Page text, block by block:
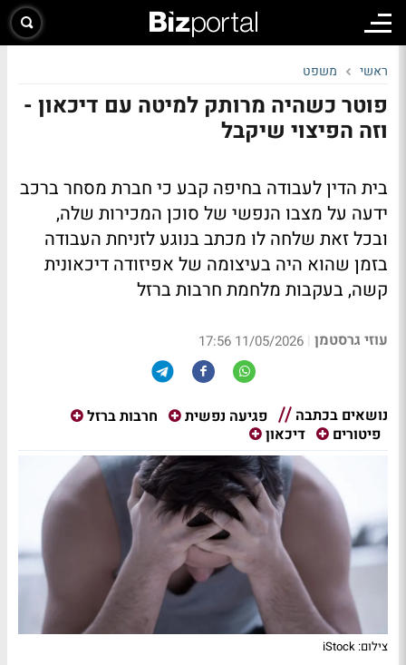
ראשי משפט
פוטר כשהיה מרותק למיטה עם דיכאון -
וזה הפיצוי שיקבל
בית הדין לעבודה בחיפה קבע כי חברת מסחר ברכב
ידעה על מצבו הנפשי של סוכן המכירות שלה,
ובכל זאת שלחה לו מכתב בנוגע לזניחת העבודה
בזמן שהוא היה בעיצומה של אפיזודה דיכאונית
קשה, בעקבות מלחמת חרבות ברזל
עוזי גרסטמן |
11/05/2026 17:56
נושאים בכתבה פגיעה נפשית
חרבות ברזל
פיטורים
דיכאון
צילום: iStock